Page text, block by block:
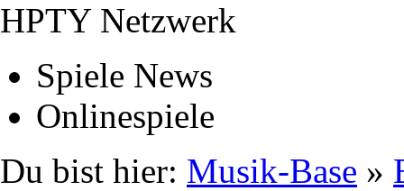
HPTY Netzwerk
Spiele News
Onlinespiele
Du bist hier: Musik-Base »